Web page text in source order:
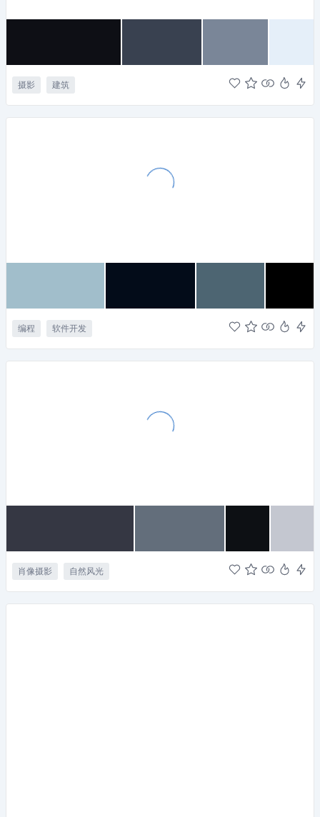
摄影 建筑
编程 软件开发
肖像摄影 自然风光